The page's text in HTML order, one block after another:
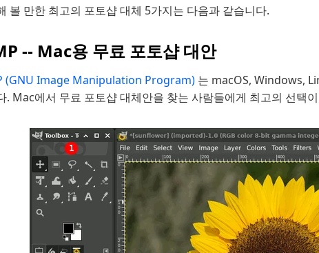
볼 만한 최고의 포토샵 대체 5가지는 다음과 같습니다.
-- Mac용 무료 포토샵 대안
(GNU Image Manipulation Program) 는 macOS, Windows,
. Mac에서 무료 포토샵 대체안을 찾는 사람들에게 최고의 선택